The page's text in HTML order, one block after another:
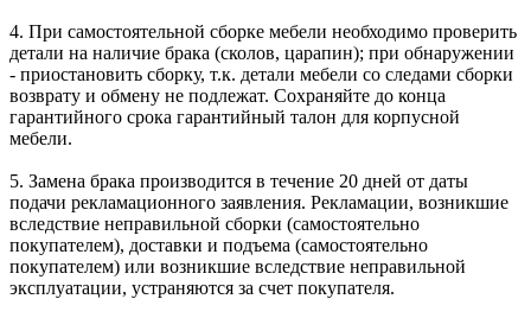
4. При самостоятельной сборке мебели необходимо проверить
детали на наличие брака (сколов, царапин); при обнаружении
- приостановить сборку, т.к. детали мебели со следами сборки
возврату и обмену не подлежат. Сохраняйте до конца
гарантийного срока гарантийный талон для корпусной
мебели.
5. Замена брака производится в течение 20 дней от даты
подачи рекламационного заявления. Рекламации, возникшие
вследствие неправильной сборки (самостоятельно
покупателем), доставки и подъема (самостоятельно
покупателем) или возникшие вследствие неправильной
эксплуатации, устраняются за счет покупателя.